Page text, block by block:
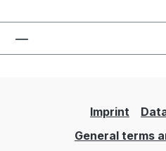
Imprint
General terms